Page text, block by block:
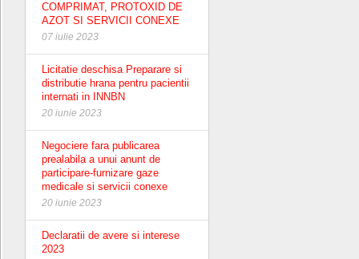
COMPRIMAT, PROTOXID DE
AZOT SI SERVICII CONEXE
07 iulie 2023
Licitatie deschisa Preparare si
distributie hrana pentru pacientii
internati in INNBN
20 iunie 2023
Negociere fara publicarea
prealabila a unui anunt de
participare-furnizare gaze
medicale si servicii conexe
20 iunie 2023
Declaratii de avere si interese
2023